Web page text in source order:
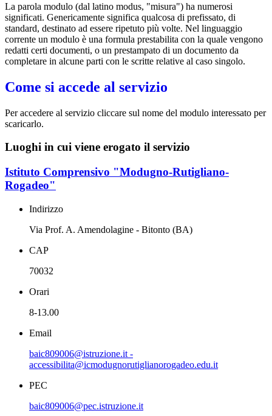
La parola modulo (dal latino modus, "misura") ha numerosi
significati. Genericamente significa qualcosa di prefissato, di
standard, destinato ad essere ripetuto più volte. Nel linguaggio
corrente un modulo è una formula prestabilita con la quale vengono
redatti certi documenti, o un prestampato di un documento da
completare in alcune parti con le scritte relative al caso singolo.
Come si accede al servizio
Per accedere al servizio cliccare sul nome del modulo interessato per
scaricarlo.
Luoghi in cui viene erogato il servizio
Istituto Comprensivo "Modugno-Rutigliano-
Rogadeo"
Indirizzo
Via Prof. A. Amendolagine - Bitonto (BA)
CAP
70032
Orari
8-13.00
Email
baic809006@istruzione.it -
accessibilita@icmodugnorutiglianorogadeo.edu.it
PEC
baic809006@pec.istruzione.it